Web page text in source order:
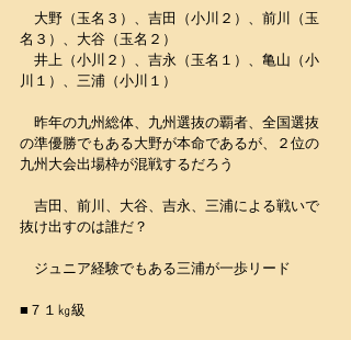
大野（玉名３）、吉田（小川２）、前川（玉
名３）、大谷（玉名２）
井上（小川２）、吉永（玉名１）、亀山（小
川１）、三浦（小川１）
昨年の九州総体、九州選抜の覇者、全国選抜
の準優勝でもある大野が本命であるが、２位の
九州大会出場枠が混戦するだろう
吉田、前川、大谷、吉永、三浦による戦いで
抜け出すのは誰だ？
ジュニア経験でもある三浦が一歩リード
■７１㎏級